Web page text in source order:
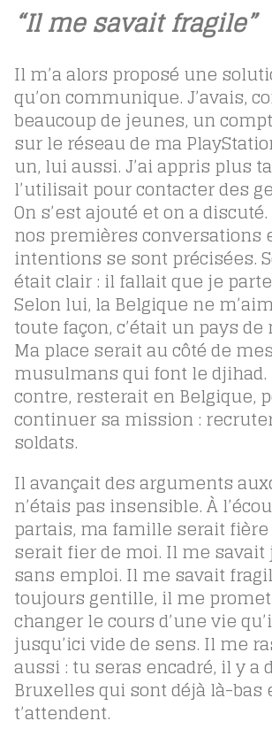
“Il me savait fragile”
Il m’a alors proposé une
qu’on communique. J’avais,
beaucoup de jeunes, un
sur le réseau de ma
un, lui aussi. J’ai appris plus
l’utilisait pour contacter des
On s’est ajouté et on a
nos premières conversations
intentions se sont précisées.
était clair : il fallait que je
Selon lui, la Belgique ne
toute façon, c’était un pays
Ma place serait au côté de
musulmans qui font le djihad.
contre, resterait en Belgique,
continuer sa mission :
soldats.
Il avançait des arguments
n’étais pas insensible. À
partais, ma famille serait
serait fier de moi. Il me
sans emploi. Il me savait
toujours gentille, il me
changer le cours d’une vie
jusqu’ici vide de sens. Il me
aussi : tu seras encadré, il y a
Bruxelles qui sont déjà là-bas
t’attendent.